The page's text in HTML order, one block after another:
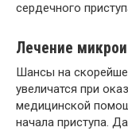
сердечного
Лечение
Шансы на
увеличатся при
медицинской
начала приступа.